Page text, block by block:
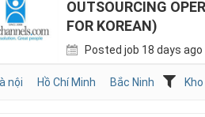
OUTSOURCING
FOR KOREAN)
Posted job 18 days ago
nội Hồ Chí Minh Bắc Ninh